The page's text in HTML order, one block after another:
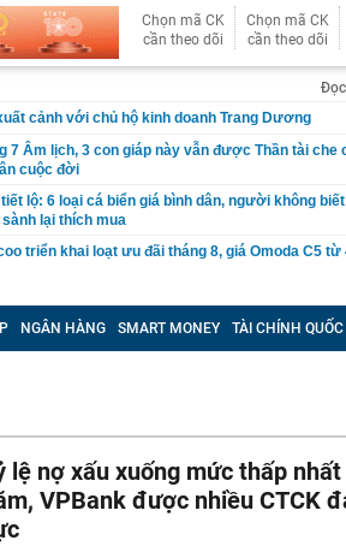
Chọn mã CK
cần theo dõi
Chọn mã CK
cần theo dõi
cảnh với chủ hộ kinh doanh Trang Dương
7 Âm lịch, 3 con giáp này vẫn được Thần tài che
cuộc đời
lộ: 6 loại cá biển giá bình dân, người không
lại thích mua
triển khai loạt ưu đãi tháng 8, giá Omoda C5 từ
nhiều gia đình không còn lát kín sân bằng
vừa thoát nước tốt đang dần trở thành xu
hơn robot
dùng ChatGPT miễn phí
dịch chuyển khoản 89.760.000 đồng từ tài khoản
tài khoản VietinBank của Lò Thị Ly, công an
NGÂN HÀNG SMART MONEY TÀI CHÍNH QUỐC
lệ nợ xấu xuống mức thấp
VPBank được nhiều CTCK